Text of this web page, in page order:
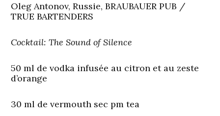
Oleg Antonov, Russie, BRAUBAUER PUB /
TRUE BARTENDERS
Cocktail: The Sound of Silence
50 ml de vodka infusée au citron et au zeste
d’orange
30 ml de vermouth sec pm tea